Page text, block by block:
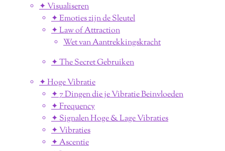
✦ Visualiseren
✦ Emoties zijn de Sleutel
✦ Law of Attraction
Wet van Aantrekkingskracht
✦ The Secret Gebruiken
✦ Hoge Vibratie
✦ 7 Dingen die je Vibratie Beinvloeden
✦ Frequency
✦ Signalen Hoge & Lage Vibraties
✦ Vibraties
✦ Ascentie